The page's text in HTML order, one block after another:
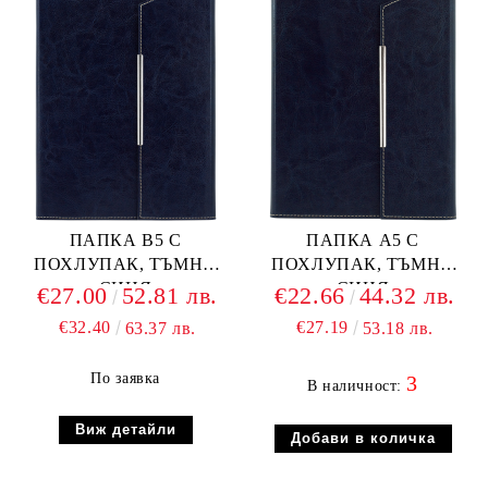
ПАПКА В5 С
ПОХЛУПАК, ТЪМНО
СИНЯ
€27.00 52.81 лв.
€32.40 63.37 лв.
По заявка
Виж детайли
ПАПКА А5 С
ПОХЛУПАК, ТЪМНО
СИНЯ
€22.66 44.32 лв.
€27.19 53.18 лв.
В наличност: 3